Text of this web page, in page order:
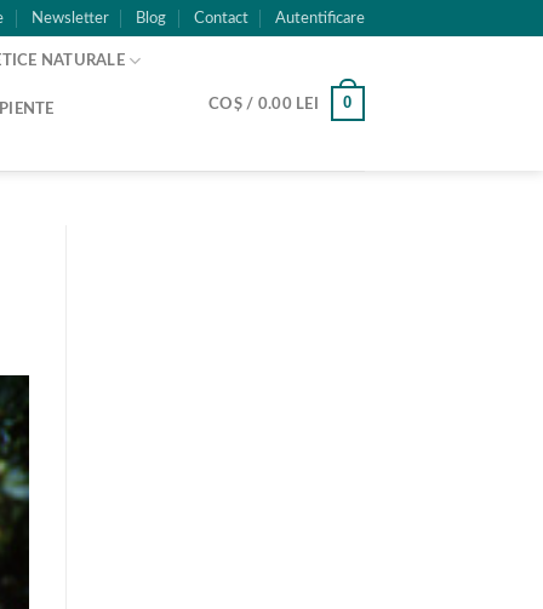
Newsletter Blog Contact Autentificare
NATURALE
COȘ / 0.00 LEI 0